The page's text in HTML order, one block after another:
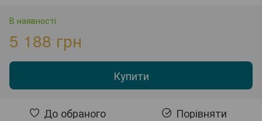
В наявності
5 188 грн
Купити
До обраного Порівняти